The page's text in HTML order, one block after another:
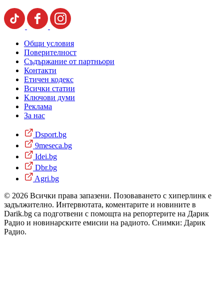
Общи условия
Поверителност
Съдържание от партньори
Контакти
Етичен кодекс
Всички статии
Ключови думи
Реклама
За нас
Dsport.bg
9meseca.bg
Idei.bg
Dbr.bg
Agri.bg
© 2026 Всички права запазени. Позоваването с хиперлинк е
задължително. Интервютата, коментарите и новините в
Darik.bg са подготвени с помощта на репортерите на Дарик
Радио и новинарските емисии на радиото. Снимки: Дарик
Радио.